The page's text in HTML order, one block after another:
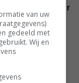
pluimveesector
ook waar
van uw
gedeeld met
Wij en